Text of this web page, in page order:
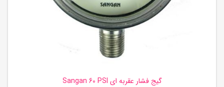
گیج فشار عقربه ای Sangan 60 PSI